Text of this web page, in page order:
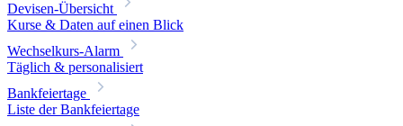
Devisen-Übersicht
Kurse & Daten auf einen Blick
Wechselkurs-Alarm
Täglich & personalisiert
Bankfeiertage
Liste der Bankfeiertage